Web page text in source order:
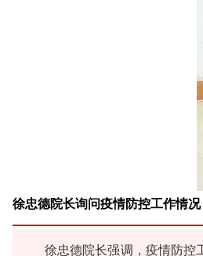
徐忠德院长询问疫情防控工作情况
徐忠德院长强调，疫情防控